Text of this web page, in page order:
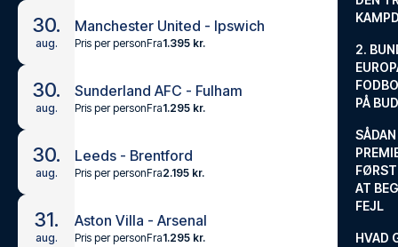
2.
PÅ
AT
FEJL
HVAD
30.
aug.
Manchester United - Ipswich
Pris per personFra1.395 kr.
30.
aug.
Sunderland AFC - Fulham
Pris per personFra1.295 kr.
30.
aug.
Leeds - Brentford
Pris per personFra2.195 kr.
31.
aug.
Aston Villa - Arsenal
Pris per personFra1.295 kr.